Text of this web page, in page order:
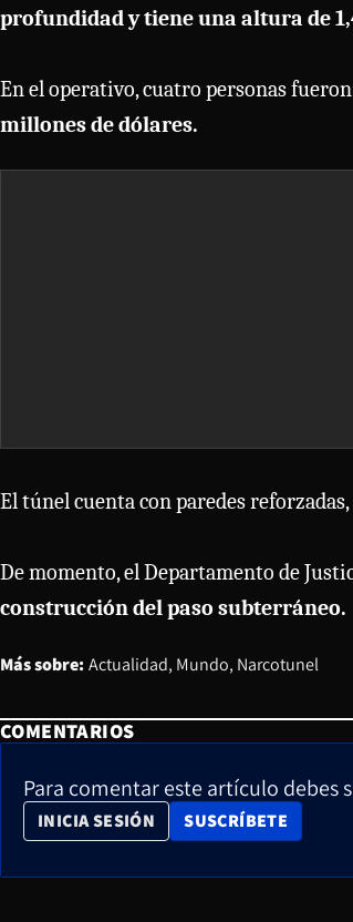
profundidad y tiene una altura de
En el operativo, cuatro personas
millones de dólares.
El túnel cuenta con paredes
De momento, el Departamento de
construcción del paso subterráneo.
Más sobre:Actualidad Mundo Narcotunel
COMENTARIOS
Para comentar este artículo debes
INICIA SESIÓN SUSCRÍBETE
OPENS IN NEW